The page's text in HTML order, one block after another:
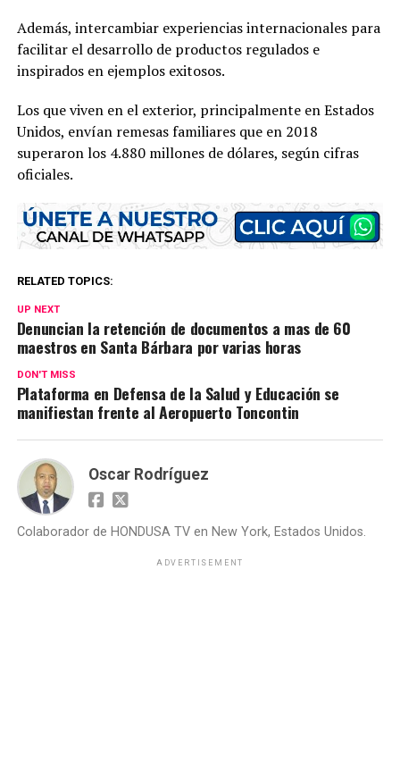
Además, intercambiar experiencias internacionales para
facilitar el desarrollo de productos regulados e
inspirados en ejemplos exitosos.
Los que viven en el exterior, principalmente en Estados
Unidos, envían remesas familiares que en 2018
superaron los 4.880 millones de dólares, según cifras
oficiales.
RELATED TOPICS:
UP NEXT
Denuncian la retención de documentos a mas de 60
maestros en Santa Bárbara por varias horas
DON'T MISS
Plataforma en Defensa de la Salud y Educación se
manifiestan frente al Aeropuerto Toncontin
Oscar Rodríguez
Colaborador de HONDUSA TV en New York, Estados Unidos.
ADVERTISEMENT